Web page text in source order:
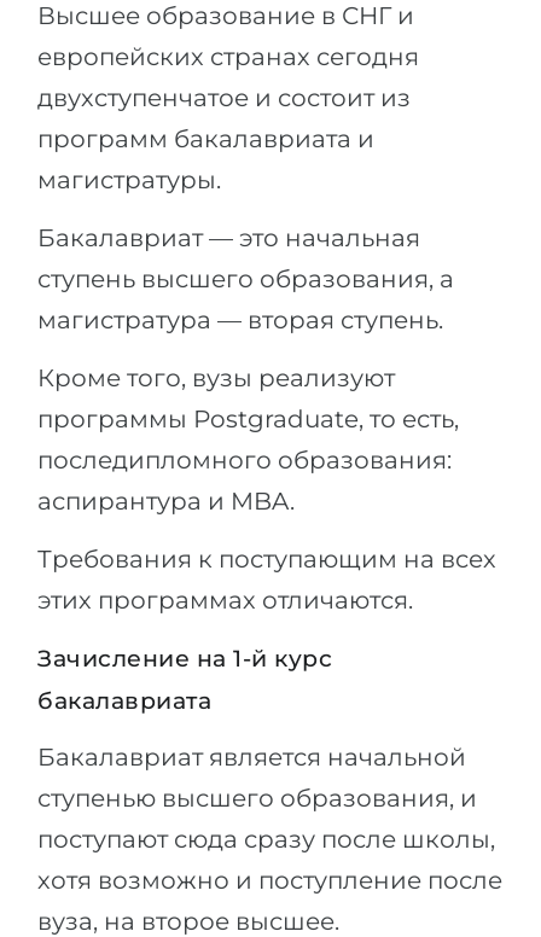
Высшее образование в СНГ и
европейских странах сегодня
двухступенчатое и состоит из
программ бакалавриата и
магистратуры.
Бакалавриат — это начальная
ступень высшего образования, а
магистратура — вторая ступень.
Кроме того, вузы реализуют
программы Рostgraduate, то есть,
последипломного образования:
аспирантура и MBA.
Требования к поступающим на всех
этих программах отличаются.
Зачисление на 1-й курс
бакалавриата
Бакалавриат является начальной
ступенью высшего образования, и
поступают сюда сразу после школы,
хотя возможно и поступление после
вуза, на второе высшее.